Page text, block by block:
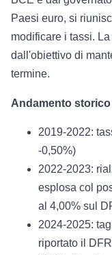
Paesi euro, si
modificare i tassi.
dall'obiettivo di
termine.
Andamento
2019-2022:
-0,50%)
2022-2023:
esplosa col
al 4,00% sul
2024-2025:
riportato il